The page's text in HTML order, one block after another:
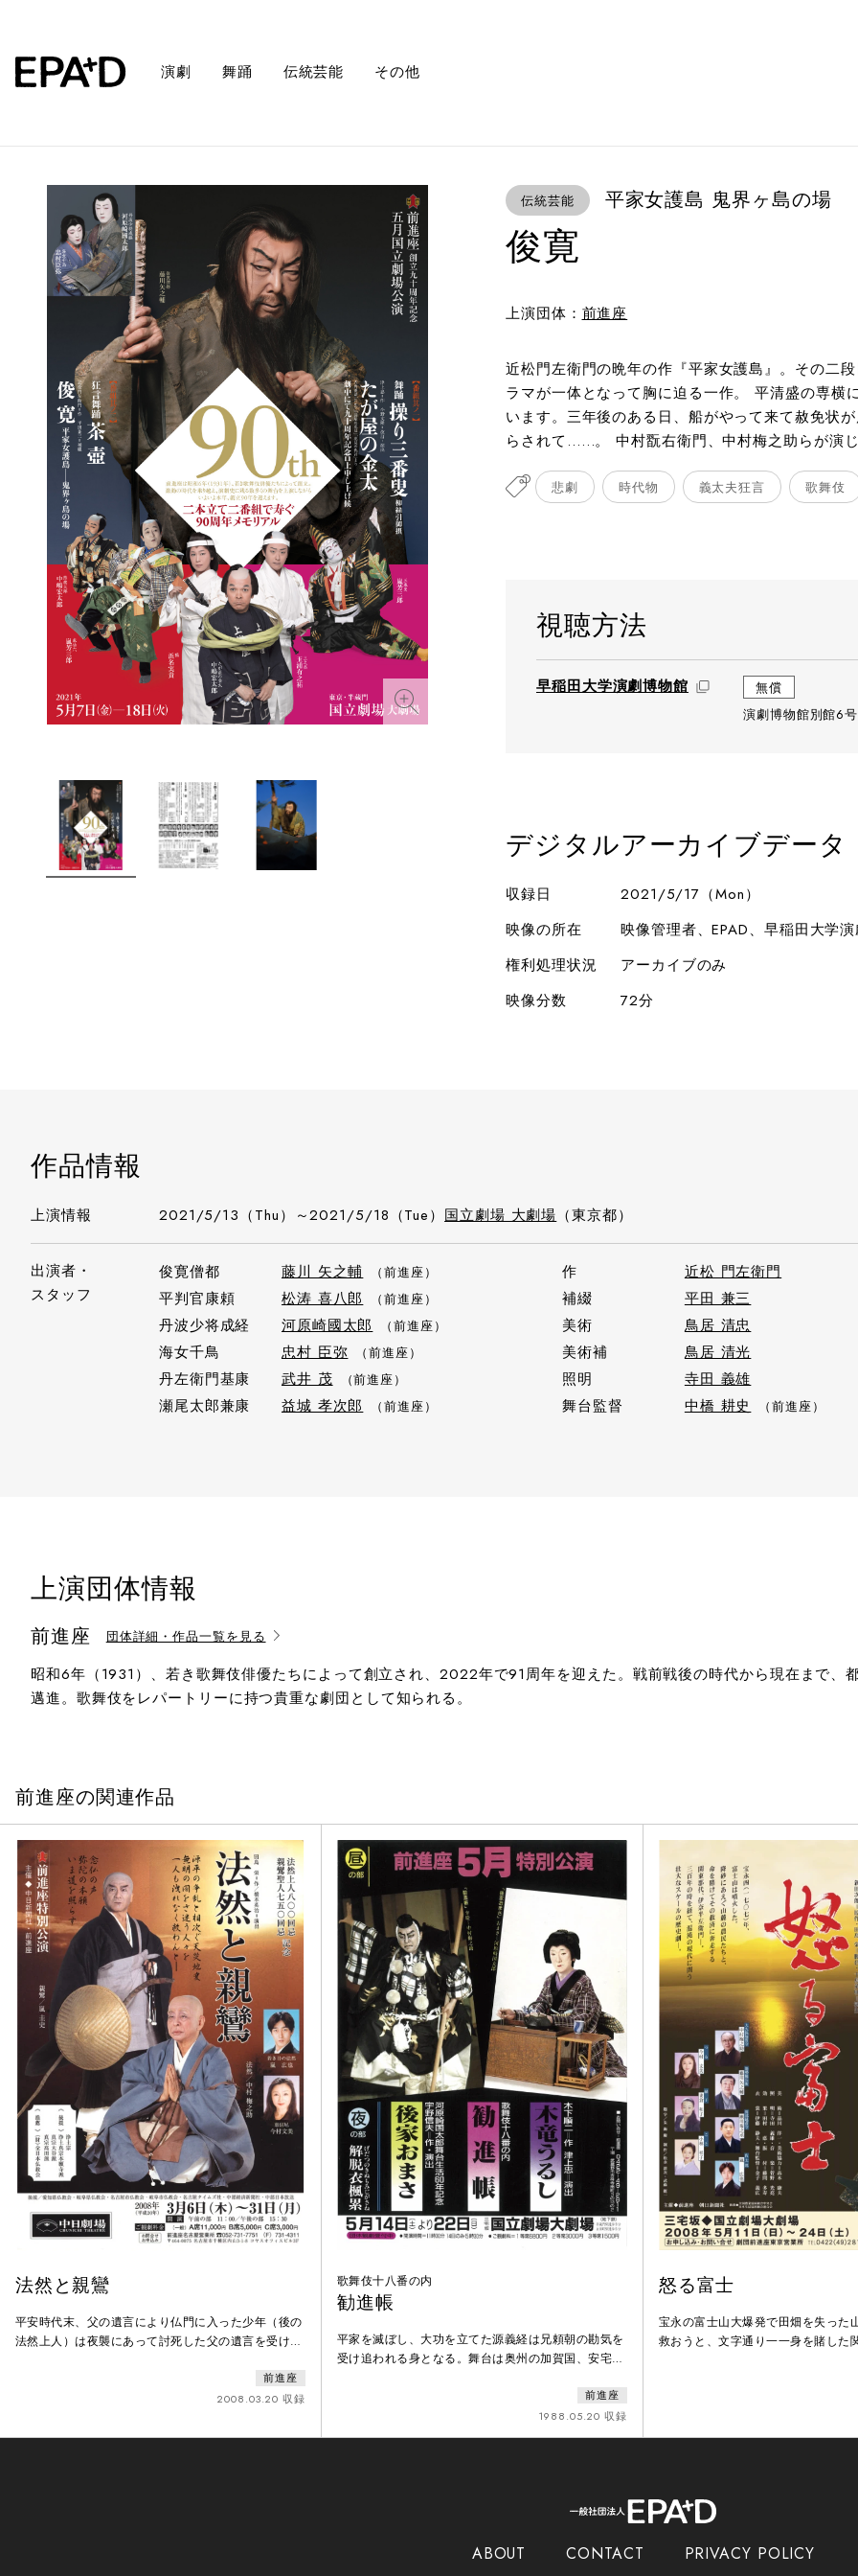
演劇 舞踊 伝統芸能 その他
伝統芸能 平家女護島 鬼界ヶ島の場
俊寛
上演団体： 前進座
近松門左衛門の晩年の作『平家女護島』。その二
ラマが一体となって胸に迫る一作。 平清盛の専横
います。三年後のある日、船がやって来て赦免状
らされて……。 中村翫右衛門、中村梅之助らが演
悲劇 時代物 義太夫狂言 歌舞伎
視聴方法
早稲田大学演劇博物館
無償
演劇博物館別館6
デジタルアーカイブデータ
収録日
2021/5/17（Mon）
映像の所在
映像管理者、EPAD、早稲田大学
権利処理状況
アーカイブのみ
映像分数
72分
作品情報
上演情報 2021/5/13（Thu）～2021/5/18（Tue） 国立劇場 大劇場 （東京都）
出演者・
スタッフ
俊寛僧都 藤川 矢之輔 （前進座）
平判官康頼 松涛 喜八郎 （前進座）
丹波少将成経 河原崎國太郎 （前進座）
海女千鳥 忠村 臣弥 （前進座）
丹左衛門基康 武井 茂 （前進座）
瀬尾太郎兼康 益城 孝次郎 （前進座）
作
近松 門左衛門
補綴
平田 兼三
美術
鳥居 清忠
美術補
鳥居 清光
照明
寺田 義雄
舞台監督
中橋 耕史 （前進座）
上演団体情報
前進座 団体詳細・作品一覧を見る
昭和6年（1931）、若き歌舞伎俳優たちによって創立され、2022年で91周年を迎えた。戦前戦後の時代から現在まで、
邁進。歌舞伎をレパートリーに持つ貴重な劇団として知られる。
前進座の関連作品
法然と親鸞
平安時代末、父の遺言により仏門に入った少年（後の
法然上人）は夜襲にあって討死した父の遺言を受け仏
て、一切の差別を排し、身分や老若男女の区別なく、
乱世に生きる人々に仏の教えを説く。やがて範宴（後
がらも様々な出会いの中で念仏を広めていく。
前進座
2008.03.20 収録
歌舞伎十八番の内
勧進帳
平家を滅ぼし、大功を立てた源義経は兄頼朝の勘気を
受け追われる身となる。舞台は奥州の加賀国、安宅の
人らの目をくらますため、家来の弁慶と四天王は山伏
の姿となり、主君の義経は強力（荷物持ち）に身をや
つした。が、一行は呼び止められ、山伏ならば、勧進
前進座
1988.05.20 収録
怒る富士
宝永の富士山大爆発で田畑を失った
救おうと、文字通り一一身を賭した
める人物」と原作者の言う伊奈半左
の罹災農民の若者たちの運命を描い
ABOUT CONTACT PRIVACY POLICY